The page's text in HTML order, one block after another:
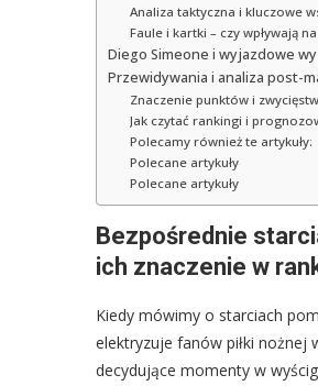
Analiza taktyczna i kluczowe
Faule i kartki – czy wpływają
Diego Simeone i wyjazdowe
Przewidywania i analiza post-
Znaczenie punktów i
Jak czytać rankingi i
Polecamy również te artykuły:
Polecane artykuły
Polecane artykuły
Bezpośrednie
ich znaczenie w
Kiedy mówimy o starciach
elektryzuje fanów piłki nożnej
decydujące momenty w